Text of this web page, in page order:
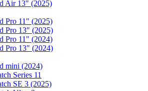
Air 13" (2025)
Pro 11" (2025)
Pro 13" (2025)
Pro 11" (2024)
Pro 13" (2024)
mini (2024)
Series 11
SE 3 (2025)